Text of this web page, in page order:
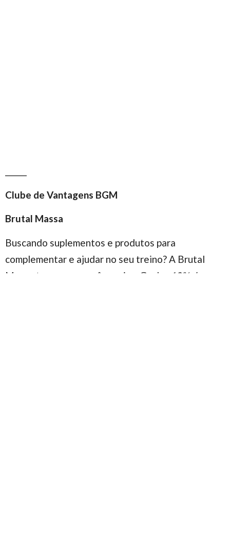
Clube de Vantagens BGM
Brutal Massa
Buscando suplementos e produtos para
complementar e ajudar no seu treino? A Brutal
Massa tem o que você precisa. Ganhe
10% de